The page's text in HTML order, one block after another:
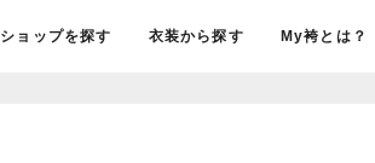
ショップを探す 衣装から探す My袴とは？